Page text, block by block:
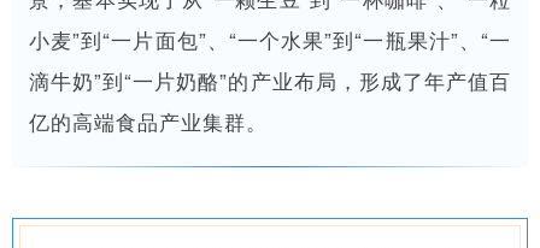
小麦”到“一片面包”、“一个水果”到“一瓶果汁”、“一
滴牛奶”到“一片奶酪”的产业布局，形成了年产值百
亿的高端食品产业集群。